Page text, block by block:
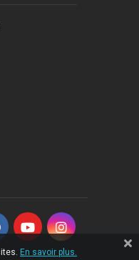
En savoir plus.